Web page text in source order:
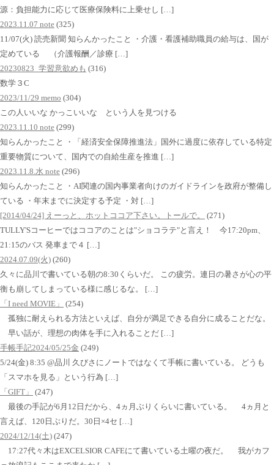
源：負担能力に応じて医療保険料に上乗せし […]
2023.11.07 note (325)
11/07(火) 読売新聞 知らんかったこと ・介護・看護補助職員の給与は、国が
定めている （介護報酬／診療 […]
20230823_学習意欲めも (316)
数学３C
2023/11/29 memo (304)
この人いいな かっこいいな という人を見つける
2023.11.10 note (299)
知らんかったこと ・「経済安全保障推進法」国外に過度に依存している特定
重要物質について、国内での自給生産を推進 […]
2023.11.8.水 note (296)
知らんかったこと ・AI関連の国内事業者向けのガイドラインを政府が整備し
ている ・年末までに決定する予定 ・対 […]
[2014/04/24] えーっと、ホットココア下さい。トールで。
(271)
TULLY'Sコーヒーではココアのことは"ショコラテ"と言え！ 今17:20pm、
21:15のバス 発車まで４ […]
2024.07.09(火) (260)
久々に品川で書いている朝の8:30くらいだ。 この疲労。連日の暑さが心の平
衡も崩してしまっている様に感じるな。 […]
「I need MOVIE」
(254)
孤独に耐えられる方法といえば、自分が満足できる自分に成ることだな。
早い話が、理想の肉体を手に入れることだ […]
手帳手記2024/05/25金 (249)
5/24(金) 8:35 @品川 久びさにノートではなくて手帳に書いている。 どうも
「スマホを見る」という行為 […]
「GIFT」
(247)
最後の手記が6月12日だから、4ヵ月ぶりくらいに書いている。 4ヵ月と
言えば、120日ぶりだ。30日×4セ […]
2024/12/14(土) (247)
17:27代々木はEXCELSIOR CAFEにて書いている土曜の夜だ。 我がカフ